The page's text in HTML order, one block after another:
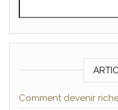
Comment devenir